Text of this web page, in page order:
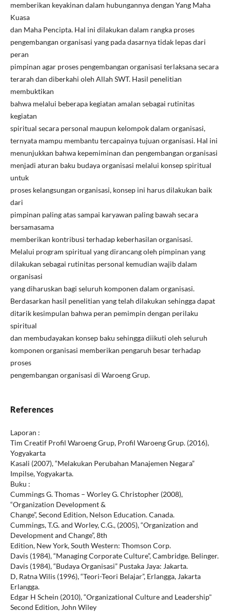
memberikan keyakinan dalam hubungannya dengan Yang Maha
Kuasa
dan Maha Pencipta. Hal ini dilakukan dalam rangka proses
pengembangan organisasi yang pada dasarnya tidak lepas dari
peran
pimpinan agar proses pengembangan organisasi terlaksana secara
terarah dan diberkahi oleh Allah SWT. Hasil penelitian
membuktikan
bahwa melalui beberapa kegiatan amalan sebagai rutinitas
kegiatan
spiritual secara personal maupun kelompok dalam organisasi,
ternyata mampu membantu tercapainya tujuan organisasi. Hal ini
menunjukkan bahwa kepemiminan dan pengembangan organisasi
menjadi aturan baku budaya organisasi melalui konsep spiritual
untuk
proses kelangsungan organisasi, konsep ini harus dilakukan baik
dari
pimpinan paling atas sampai karyawan paling bawah secara
bersamasama
memberikan kontribusi terhadap keberhasilan organisasi.
Melalui program spiritual yang dirancang oleh pimpinan yang
dilakukan sebagai rutinitas personal kemudian wajib dalam
organisasi
yang diharuskan bagi seluruh komponen dalam organisasi.
Berdasarkan hasil penelitian yang telah dilakukan sehingga dapat
ditarik kesimpulan bahwa peran pemimpin dengan perilaku
spiritual
dan membudayakan konsep baku sehingga diikuti oleh seluruh
komponen organisasi memberikan pengaruh besar terhadap
proses
pengembangan organisasi di Waroeng Grup.
References
Laporan :
Tim Creatif Profil Waroeng Grup, Profil Waroeng Grup. (2016),
Yogyakarta
Kasali (2007), “Melakukan Perubahan Manajemen Negara”
Impilse, Yogyakarta.
Buku :
Cummings G. Thomas – Worley G. Christopher (2008),
“Organization Development &
Change”, Second Edition, Nelson Education. Canada.
Cummings, T.G. and Worley, C.G., (2005), “Organization and
Development and Change”, 8th
Edition, New York, South Western: Thomson Corp.
Davis (1984), “Managing Corporate Culture”, Cambridge. Belinger.
Davis (1984), “Budaya Organisasi” Pustaka Jaya: Jakarta.
D, Ratna Wilis (1996), “Teori-Teori Belajar”, Erlangga, Jakarta
Erlangga.
Edgar H Schein (2010), “Organizational Culture and Leadership"
Second Edition, John Wiley